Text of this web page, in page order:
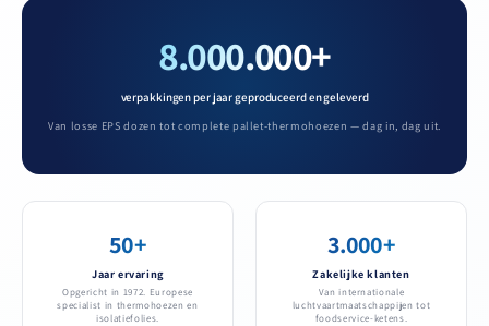
8.000.000+
verpakkingen per jaar geproduceerd en geleverd
Van losse EPS dozen tot complete pallet-thermohoezen — dag in, dag uit.
50+
Jaar ervaring
Opgericht in 1972. Europese
specialist in thermohoezen en
isolatiefolies.
3.000+
Zakelijke klanten
Van internationale
luchtvaartmaatschappijen tot
foodservice-ketens.